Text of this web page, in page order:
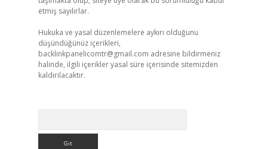
etmiş sayılırlar.
Hukuka ve yasal düzenlemelere aykırı olduğunu
düşündüğünüz içerikleri,
backlinkpanelicomtr@gmail.com adresine bildirmeniz
halinde, ilgili içerikler yasal süre içerisinde sitemizden
kaldırılacaktır.